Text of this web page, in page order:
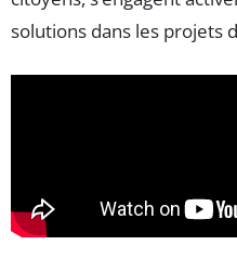
solutions dans les projets